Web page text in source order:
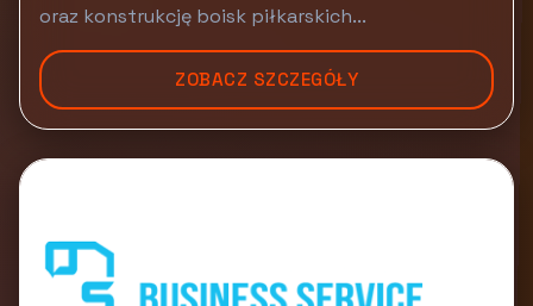
oraz konstrukcję boisk piłkarskich...
ZOBACZ SZCZEGÓŁY